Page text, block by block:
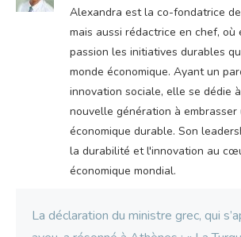
Alexandra est la co-fondatrice de
mais aussi rédactrice en chef,
passion les initiatives durables
monde économique. Ayant un
innovation sociale, elle se dédie
nouvelle génération à embrasser
économique durable. Son
la durabilité et l'innovation au
économique mondial.
La déclaration du ministre grec, qui